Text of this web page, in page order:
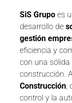
SiS Grupo es
desarrollo de
gestión
eficiencia y
con una sólida
construcción.
Construcción
control y la